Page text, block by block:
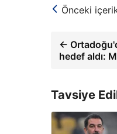
Önceki
←
hedef aldı:
Tavsiye